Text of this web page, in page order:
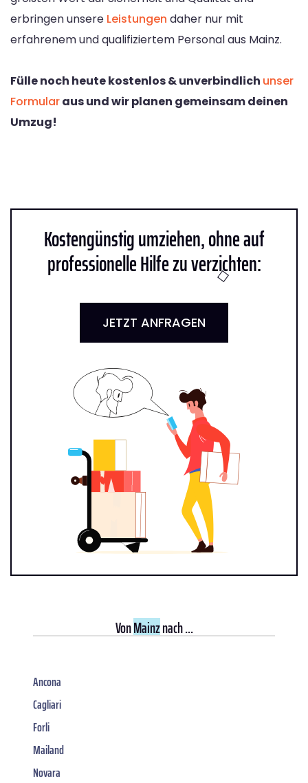
erbringen unsere Leistungen daher nur mit
erfahrenem und qualifiziertem Personal aus Mainz.
Fülle noch heute kostenlos & unverbindlich unser
Formularaus und wir planen gemeinsam deinen
Umzug!
Kostengünstig umziehen, ohne auf
professionelle Hilfe zu verzichten:
JETZT ANFRAGEN
VonMainznach ...
Ancona
Cagliari
Forli
Mailand
Novara